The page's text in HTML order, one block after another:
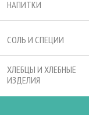
НАПИТКИ
СОЛЬ И СПЕЦИИ
ХЛЕБЦЫ И ХЛЕБНЫЕ
ИЗДЕЛИЯ